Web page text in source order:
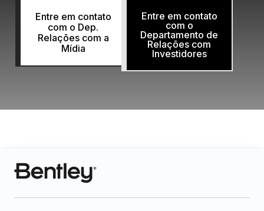
Entre em contato
com o Dep.
Relações com a
Mídia
Entre em contato
com o
Departamento de
Relações com
Investidores